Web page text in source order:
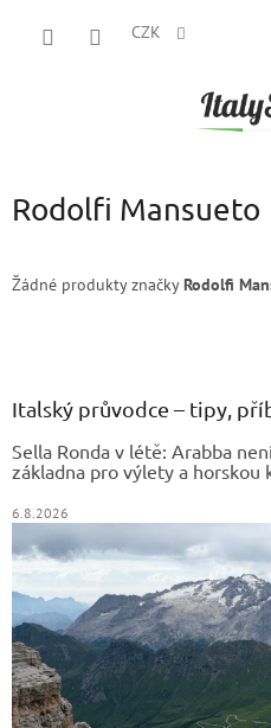
CZK
Rodolfi Mansueto
Žádné produkty značkyRodolfi
Italský průvodce – tipy,
Sella Ronda v létě: Arabba
základna pro výlety a horskou
6.8.2026